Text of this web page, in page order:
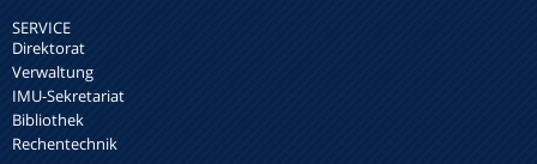
SERVICE
Direktorat
Verwaltung
IMU-Sekretariat
Bibliothek
Rechentechnik